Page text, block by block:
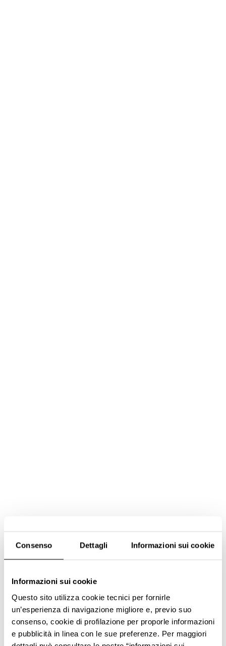
Consenso Dettagli Informazioni sui cookie
Informazioni sui cookie
Questo sito utilizza cookie tecnici per fornirle
un’esperienza di navigazione migliore e, previo suo
consenso, cookie di profilazione per proporle informazioni
e pubblicità in linea con le sue preferenze. Per maggiori